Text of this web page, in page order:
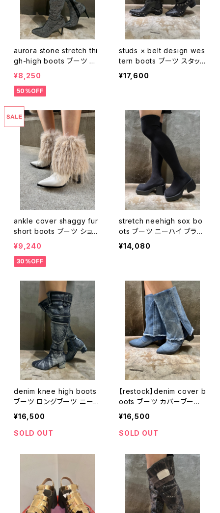
aurora stone stretch thi
gh-high boots ブーツ ロ
ングブーツ サイハイブーツ
ストレッチ オーロラ ストー
ン ハピス ピンヒール
¥8,250
50%OFF
studs × belt design wes
tern boots ブーツ スタッ
ズ ベルト ブラック 黒 ウエ
スタン
¥17,600
ankle cover shaggy fur
short boots ブーツ ショー
トブーツ カバーブーツ エコ
ファー シャギー
¥9,240
30%OFF
stretch neehigh sox bo
ots ブーツ ニーハイ ブラッ
ク 黒 ストレッチ ソックス
¥14,080
denim knee high boots
ブーツ ロングブーツ ニーハ
イブーツ デニム ポケット
¥16,500
SOLD OUT
【restock】denim cover b
oots ブーツ カバーブーツ
デニム フリンジ
¥16,500
SOLD OUT